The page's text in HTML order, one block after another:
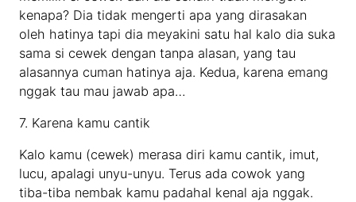
kenapa? Dia tidak mengerti apa yang dirasakan
oleh hatinya tapi dia meyakini satu hal kalo dia suka
sama si cewek dengan tanpa alasan, yang tau
alasannya cuman hatinya aja. Kedua, karena emang
nggak tau mau jawab apa…
7. Karena kamu cantik
Kalo kamu (cewek) merasa diri kamu cantik, imut,
lucu, apalagi unyu-unyu. Terus ada cowok yang
tiba-tiba nembak kamu padahal kenal aja nggak.